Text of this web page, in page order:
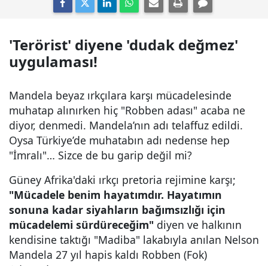
'Terörist' diyene 'dudak değmez'
uygulaması!
Mandela beyaz ırkçılara karşı mücadelesinde
muhatap alınırken hiç "Robben adası" acaba ne
diyor, denmedi. Mandela’nın adı telaffuz edildi.
Oysa Türkiye’de muhatabın adı nedense hep
"İmralı"… Sizce de bu garip değil mi?
Güney Afrika'daki ırkçı pretoria rejimine karşı;
"Mücadele benim hayatımdır. Hayatımın
sonuna kadar siyahların bağımsızlığı için
mücadelemi sürdüreceğim" diyen ve halkının
kendisine taktığı "Madiba" lakabıyla anılan Nelson
Mandela 27 yıl hapis kaldı Robben (Fok)